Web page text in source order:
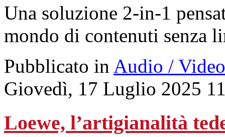
Una soluzione 2-in-1
mondo di contenuti
Pubblicato in Audio / Video
Giovedì, 17 Luglio 2025
Loewe, l’artigianalità